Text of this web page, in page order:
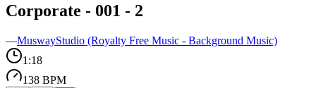
Corporate - 001 - 2
—MuswayStudio (Royalty Free Music - Background Music)
1:18
138 BPM